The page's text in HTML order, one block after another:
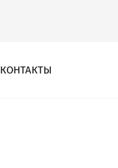
КОНТАКТЫ